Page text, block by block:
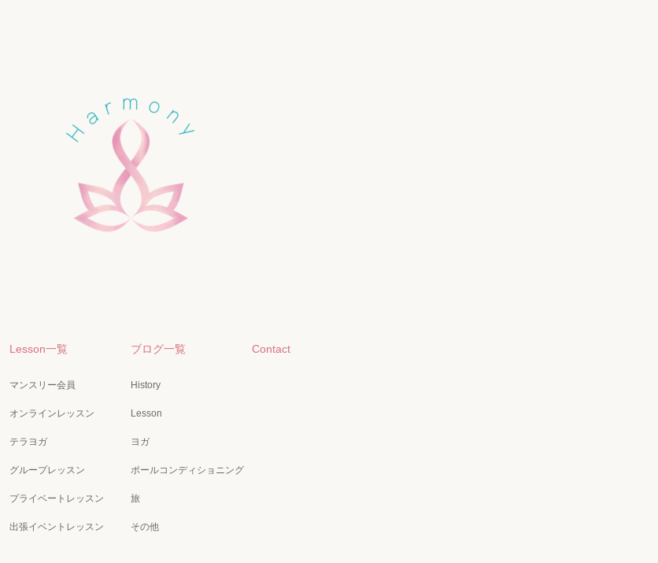
Lesson一覧
マンスリー会員
オンラインレッスン
テラヨガ
グループレッスン
プライベートレッスン
出張イベントレッスン
ブログ一覧
History
Lesson
ヨガ
ポールコンディショニング
旅
その他
Contact